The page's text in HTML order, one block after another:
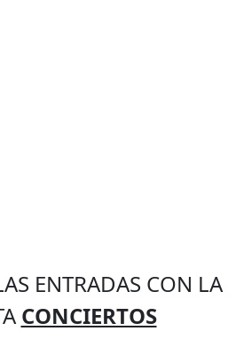
ENTRADAS CON LA
CONCIERTOS